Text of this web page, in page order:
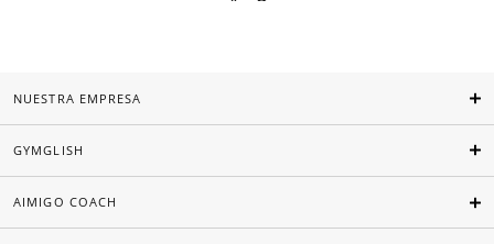
NUESTRA EMPRESA
GYMGLISH
AIMIGO COACH